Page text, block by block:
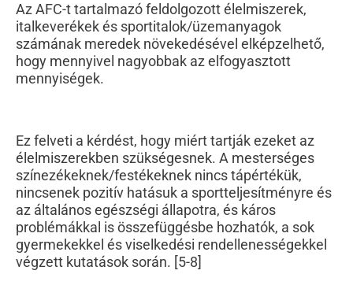
Az AFC-t tartalmazó feldolgozott élelmiszerek,
italkeverékek és sportitalok/üzemanyagok
számának meredek növekedésével elképzelhető,
hogy mennyivel nagyobbak az elfogyasztott
mennyiségek.
Ez felveti a kérdést, hogy miért tartják ezeket az
élelmiszerekben szükségesnek. A mesterséges
színezékeknek/festékeknek nincs tápértékük,
nincsenek pozitív hatásuk a sportteljesítményre és
az általános egészségi állapotra, és káros
problémákkal is összefüggésbe hozhatók, a sok
gyermekekkel és viselkedési rendellenességekkel
végzett kutatások során. [5-8]